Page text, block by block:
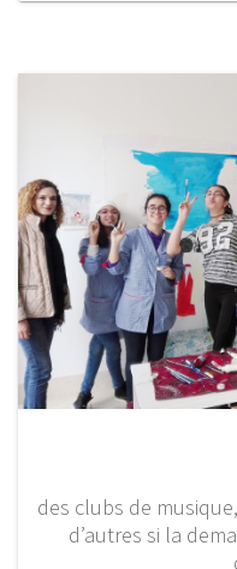
des clubs de
d’autres si la